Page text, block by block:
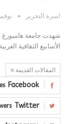
اسرة التحرير نوفمبر 18,
شهدت جامعة هامبورغ
الأسابيع الثقافية
المقالات القديمة
Facebook
Twitter